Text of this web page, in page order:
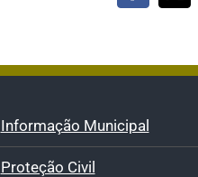
Informação Municipal
Proteção Civil